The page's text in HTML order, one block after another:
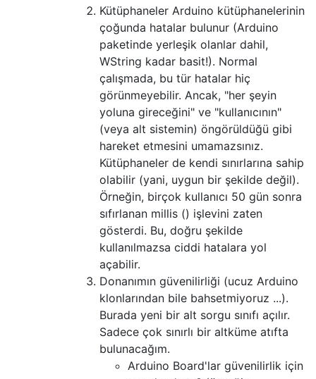
Kütüphaneler Arduino kütüphanelerinin
çoğunda hatalar bulunur (Arduino
paketinde yerleşik olanlar dahil,
WString kadar basit!). Normal
çalışmada, bu tür hatalar hiç
görünmeyebilir. Ancak, "her şeyin
yoluna gireceğini" ve "kullanıcının"
(veya alt sistemin) öngörüldüğü gibi
hareket etmesini umamazsınız.
Kütüphaneler de kendi sınırlarına sahip
olabilir (yani, uygun bir şekilde değil).
Örneğin, birçok kullanıcı 50 gün sonra
sıfırlanan millis () işlevini zaten
gösterdi. Bu, doğru şekilde
kullanılmazsa ciddi hatalara yol
açabilir.
Donanımın güvenilirliği (ucuz Arduino
klonlarından bile bahsetmiyoruz ...).
Burada yeni bir alt sorgu sınıfı açılır.
Sadece çok sınırlı bir altküme atıfta
bulunacağım.
Arduino Board'lar güvenilirlik için